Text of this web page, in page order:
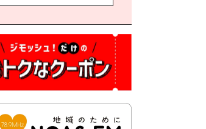
対抗「福岡駅伝」出場選手募
集！
2026年7月31日 第６次豊前市